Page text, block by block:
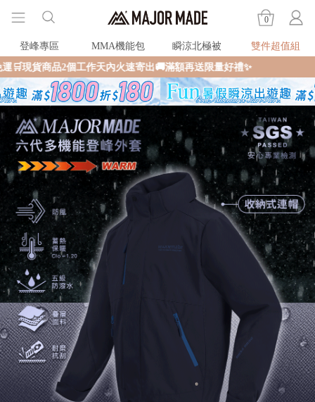
0
登峰專區 MMA機能包 瞬涼北極被
雙件超值組
天內火速寄出🚚滿額再送限量好禮✨